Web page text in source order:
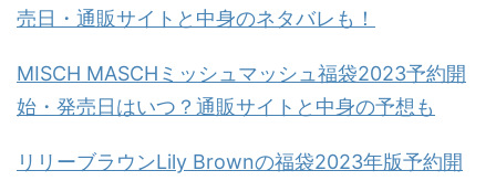
売日・通販サイトと中身のネタバレも！
MISCH MASCHミッシュマッシュ福袋2023予約開
始・発売日はいつ？通販サイトと中身の予想も
リリーブラウンLily Brownの福袋2023年版予約開